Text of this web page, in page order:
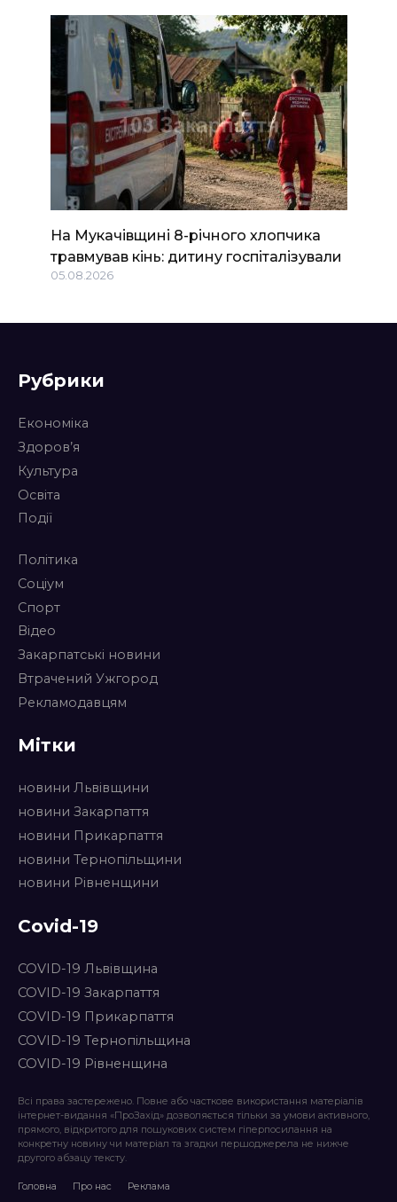
На Мукачівщині 8-річного хлопчика
травмував кінь: дитину госпіталізували
05.08.2026
Рубрики
Економіка
Здоров’я
Культура
Освіта
Події
Політика
Соціум
Спорт
Відео
Закарпатські новини
Втрачений Ужгород
Рекламодавцям
Мітки
новини Львівщини
новини Закарпаття
новини Прикарпаття
новини Тернопільщини
новини Рівненщини
Covid-19
COVID-19 Львівщина
COVID-19 Закарпаття
COVID-19 Прикарпаття
COVID-19 Тернопільщина
COVID-19 Рівненщина
Всі права застережено. Повне або часткове використання матеріалів
інтернет-видання «ПроЗахід» дозволяється тільки за умови активного,
прямого, відкритого для пошукових систем гіперпосилання на
конкретну новину чи матеріал та згадки першоджерела не нижче
другого абзацу тексту.
Головна Про нас Реклама